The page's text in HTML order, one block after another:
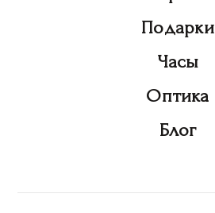
Подарки
Часы
Оптика
Блог